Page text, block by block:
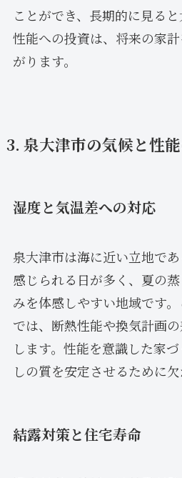
ことができ、長期的に見ると
性能への投資は、将来の家
がります。
3. 泉大津市の気候と性
湿度と気温差への対応
泉大津市は海に近い立地で
感じられる日が多く、夏の
みを体感しやすい地域です
では、断熱性能や換気計画
します。性能を意識した家
しの質を安定させるために欠
結露対策と住宅寿命